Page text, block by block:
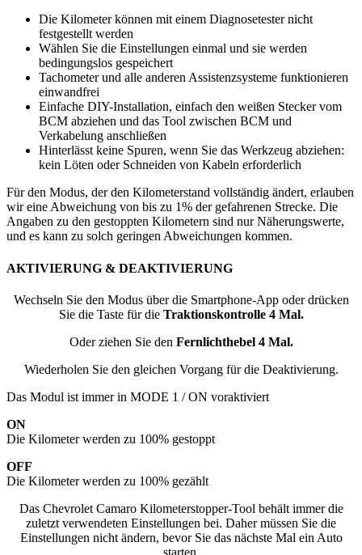
Die Kilometer können mit einem Diagnosetester nicht
festgestellt werden
Wählen Sie die Einstellungen einmal und sie werden
bedingungslos gespeichert
Tachometer und alle anderen Assistenzsysteme funktionieren
einwandfrei
Einfache DIY-Installation, einfach den weißen Stecker vom
BCM abziehen und das Tool zwischen BCM und
Verkabelung anschließen
Hinterlässt keine Spuren, wenn Sie das Werkzeug abziehen:
kein Löten oder Schneiden von Kabeln erforderlich
Für den Modus, der den Kilometerstand vollständig ändert, erlauben
wir eine Abweichung von bis zu 1% der gefahrenen Strecke. Die
Angaben zu den gestoppten Kilometern sind nur Näherungswerte,
und es kann zu solch geringen Abweichungen kommen.
AKTIVIERUNG & DEAKTIVIERUNG
Wechseln Sie den Modus über die Smartphone-App oder drücken
Sie die Taste für die Traktionskontrolle 4 Mal.
Oder ziehen Sie den Fernlichthebel 4 Mal.
Wiederholen Sie den gleichen Vorgang für die Deaktivierung.
Das Modul ist immer in MODE 1 / ON voraktiviert
ON
Die Kilometer werden zu 100% gestoppt
OFF
Die Kilometer werden zu 100% gezählt
Das Chevrolet Camaro Kilometerstopper-Tool behält immer die
zuletzt verwendeten Einstellungen bei. Daher müssen Sie die
Einstellungen nicht ändern, bevor Sie das nächste Mal ein Auto
starten.